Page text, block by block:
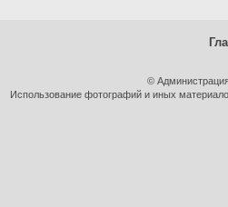
©
Использование фотографий и иных